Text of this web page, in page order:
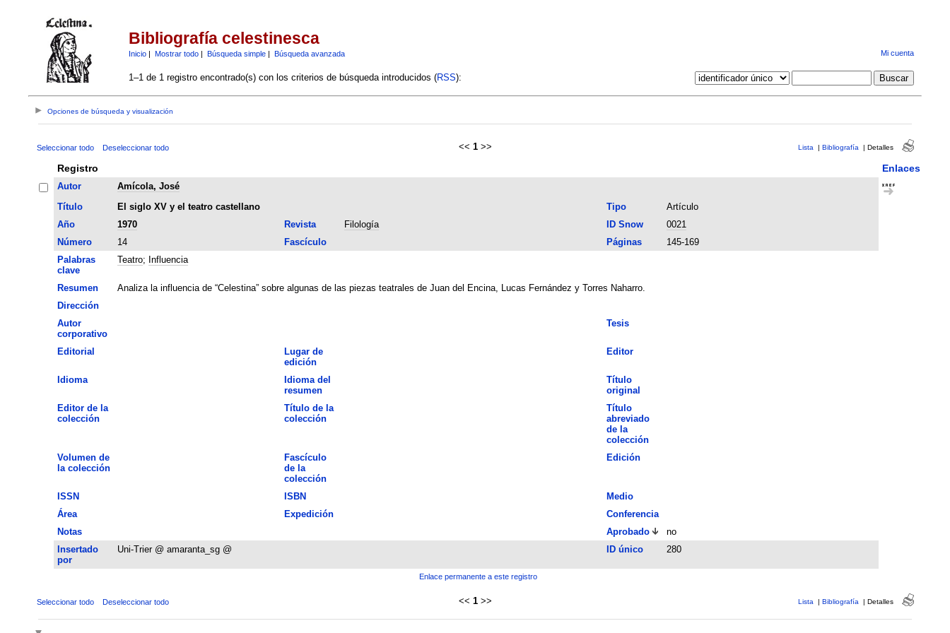
Bibliografía celestinesca
Inicio| Mostrar todo| Búsqueda simple| Búsqueda avanzada Mi cuenta
1–1 de 1 registro encontrado(s) con los criterios de búsqueda introducidos (RSS):
Opciones de búsqueda y visualización
Seleccionar todo Deseleccionar todo << 1 >> Lista | Bibliografía | Detalles
Registro Enlaces
Autor
Amícola, José
Título
El siglo XV y el teatro castellano Tipo
Artículo
Año
1970 Revista Filología ID Snow
0021
Número
14 Fascículo Páginas
145-169
Palabras
clave
Teatro; Influencia
Resumen
Analiza la influencia de “Celestina” sobre algunas de las piezas teatrales de Juan del Encina, Lucas Fernández y Torres Naharro.
Dirección
Autor
corporativo
Tesis
Editorial
Lugar de
edición
Editor
Idioma
Idioma del
resumen
Título
original
Editor de la
colección
Título de la
colección
Título
abreviado
de la
colección
Volumen de
la colección
Fascículo
de la
colección
Edición
ISSN ISBN
Medio
Área
Expedición
Conferencia
Notas
Aprobado
no
Insertado
por
Uni-Trier @ amaranta_sg @ ID único 280
Enlace permanente a este registro
Seleccionar todo Deseleccionar todo << 1 >> Lista | Bibliografía | Detalles